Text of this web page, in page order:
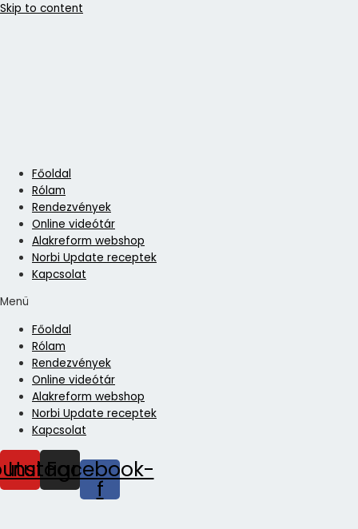
Skip to content
Főoldal
Rólam
Rendezvények
Online videótár
Alakreform webshop
Norbi Update receptek
Kapcsolat
Menü
Főoldal
Rólam
Rendezvények
Online videótár
Alakreform webshop
Norbi Update receptek
Kapcsolat
Instagram
Facebook-
f